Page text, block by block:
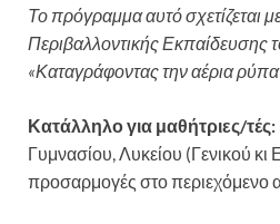
Το πρόγραμμα αυτό σχετίζεται
Περιβαλλοντικής
«Καταγράφοντας την αέρια
Κατάλληλο για μαθήτριες/τές:
Γυμνασίου, Λυκείου (Γενικού κι
προσαρμογές στο περιεχόμενο